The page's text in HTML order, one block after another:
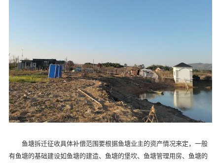
鱼塘拆迁征收具体补偿范围要根据鱼塘业主的资产情况来定，一般
有鱼塘的基础建设如鱼塘的建造、鱼塘的堡坎、鱼塘管理用房、鱼塘的